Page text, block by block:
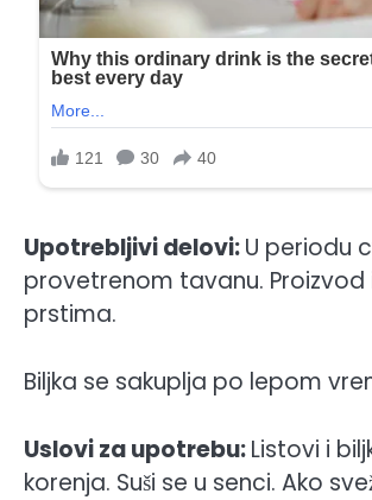
Upotrebljivi delovi:U periodu
provetrenom tavanu.
prstima.
Biljka se sakuplja po lepom
Uslovi za upotrebu:Listovi i
korenja. Suši se u senci. Ako